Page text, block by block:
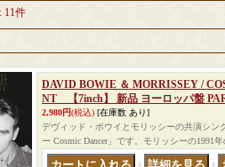
: 11件
DAVID BOWIE ＆ MORRISSEY /
NT 【7inch】 新品 ヨーロッパ盤
2,980円(税込) [在庫数 あり]
デヴィッド・ボウイとモリッシーの共演シ
ー Cosmic Dancer」です。モリッシーの1991